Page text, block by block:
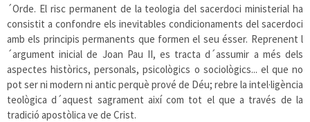
´Orde. El risc permanent de la teologia del sacerdoci ministerial ha
consistit a confondre els inevitables condicionaments del sacerdoci
amb els principis permanents que formen el seu ésser. Reprenent l
´argument inicial de Joan Pau II, es tracta d´assumir a més dels
aspectes històrics, personals, psicològics o sociològics... el que no
pot ser ni modern ni antic perquè prové de Déu; rebre la intel·ligència
teològica d´aquest sagrament així com tot el que a través de la
tradició apostòlica ve de Crist.